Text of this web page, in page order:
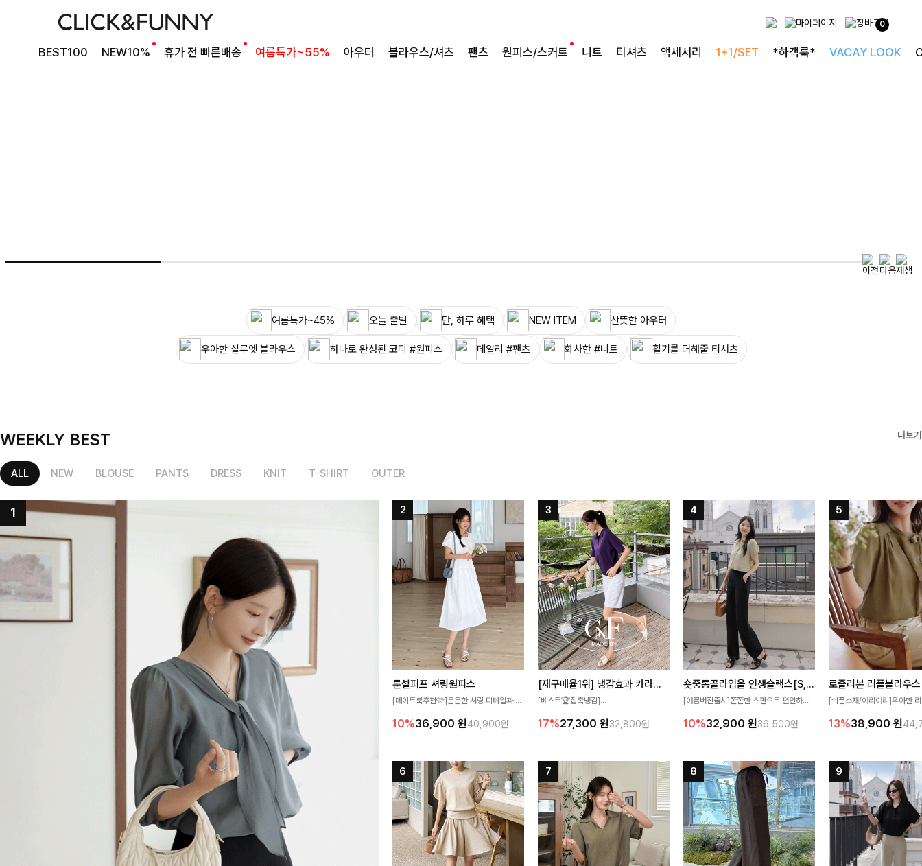
0
BEST100 NEW10% 휴가 전 빠른배송 여름특가~55% 아우터 블라우스/셔츠 팬츠 원피스/스커트 니트 티셔츠 액세서리 1+1/SET *하객룩* VACAY LOOK
여름의 끝을 완성할
감각적인 원피스
특별한 날을 빛내는
하객룩의 정석
여름특가~45% 오늘 출발 단, 하루 혜택 NEW ITEM 산뜻한 아우터
우아한 실루엣 블라우스 하나로 완성된 코디 #원피스 데일리 #팬츠 화사한 #니트 활기를 더해줄 티셔츠
WEEKLY BEST 더보기
ALL NEW BLOUSE PANTS DRESS KNIT T-SHIRT OUTER
룬셀퍼프 셔링원피스
[데이트룩추천🩷]은은한 셔링 디테일과 퍼
성해주는 원피스🤍 허리 스모크 밴딩이 슬
즐기기 좋아요
10%36,900 원40,900원
[재구매율1위] 냉감효과 카라니트
[베스트🏆접촉냉감]
고 가벼운 소재감으로 여름에도 시원하게
17%27,300 원32,800원
숏중롱골라입을 인생슬랙스[S,M,L,XL사이즈]
[여름버전출시]쫀쫀한 스판으로 편안하게
숏·기본·롱 기장과 와이드·부츠컷 핏까지 취
10%32,900 원36,500원
로즐리본 러플블라우스
[쉬폰소재/여리여리]우아한
분위기를 더해주는 블라우스
좋아요
13%38,900 원